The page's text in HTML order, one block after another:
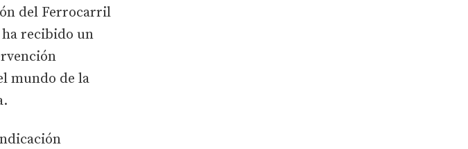
del Ferrocarril
ha recibido un
mundo de la